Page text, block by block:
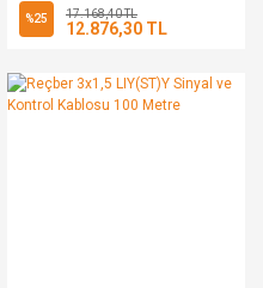
%25 17.168,40 TL
12.876,30 TL